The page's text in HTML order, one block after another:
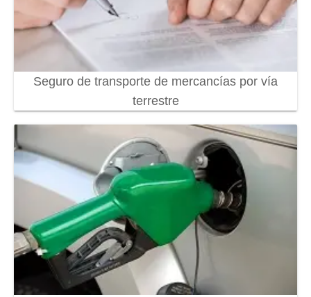
Seguro de transporte de mercancías por vía
terrestre